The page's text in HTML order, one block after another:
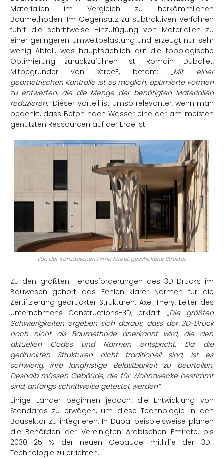
Materialien im Vergleich zu herkömmlichen
Baumethoden. Im Gegensatz zu subtraktiven Verfahren
führt die schrittweise Hinzufügung von Materialien zu
einer geringeren Umweltbelastung und erzeugt nur sehr
wenig Abfall, was hauptsächlich auf die topologische
Optimierung zurückzuführen ist. Romain Duballet,
Mitbegründer von XtreeE, betont: „Mit einer
geometrischen Kontrolle ist es möglich, optimierte Formen
zu entwerfen, die die Menge der benötigten Materialien
reduzieren.“Dieser Vorteil ist umso relevanter, wenn man
bedenkt, dass Beton nach Wasser eine der am meisten
genutzten Ressourcen auf der Erde ist.
Von der französischen Firma XtreeE geschaffene Struktur.
Zu den größten Herausforderungen des 3D-Drucks im
Bauwesen gehört das Fehlen klarer Normen für die
Zertifizierung gedruckter Strukturen. Axel Thery, Leiter des
Unternehmens Constructions-3D, erklärt: „Die größten
Schwierigkeiten ergeben sich daraus, dass der 3D-Druck
noch nicht als Baumethode anerkannt wird, die den
aktuellen Codes und Normen entspricht. Da die
gedruckten Strukturen nicht traditionell sind, ist es
schwierig, ihre langfristige Belastbarkeit zu beurteilen.
Deshalb müssen Gebäude, die für Wohnzwecke bestimmt
sind, anfangs schrittweise getestet werden“.
Einige Länder beginnen jedoch, die Entwicklung von
Standards zu erwägen, um diese Technologie in den
Bausektor zu integrieren. In Dubai beispielsweise planen
die Behörden der Vereinigten Arabischen Emirate, bis
2030 25 % der neuen Gebäude mithilfe der 3D-
Technologie zu errichten.